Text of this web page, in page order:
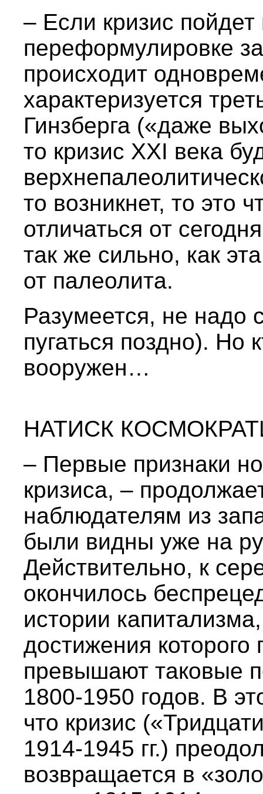
– Если кризис
переформулировке
происходит
характеризуется
Гинзберга («даже
то кризис XXI века
то возникнет, то это
отличаться от
так же сильно, как
от палеолита.
Разумеется, не надо
пугаться поздно). Но
вооружен…
НАТИСК
– Первые признаки
кризиса, –
наблюдателям из
были видны уже на
Действительно, к
окончилось
истории
достижения
превышают таковые
1800-1950 годов. В
что кризис
1914-1945 гг.)
возвращается в